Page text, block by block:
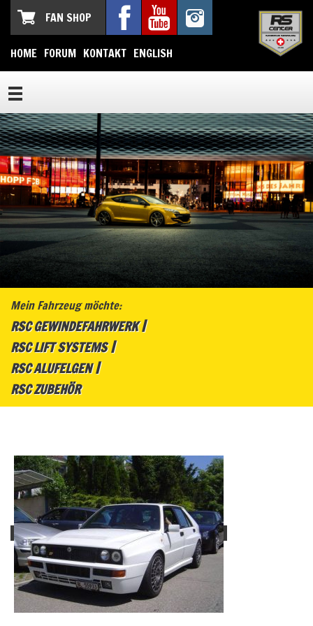
FAN SHOP
HOME FORUM KONTAKT ENGLISH
Mein Fahrzeug möchte:
RSC GEWINDEFAHRWERK
RSC LIFT SYSTEMS
RSC ALUFELGEN
RSC ZUBEHÖR